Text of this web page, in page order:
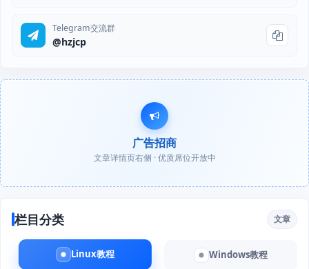
Telegram交流群
@hzjcp
广告招商
文章详情页右侧 · 优质席位开放中
栏目分类 文章
Linux教程 Windows教程